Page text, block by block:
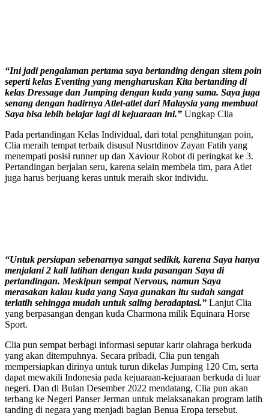
“Ini jadi pengalaman pertama saya bertanding dengan sitem poin
seperti kelas Eventing yang mengharuskan Kita bertanding di
kelas Dressage dan Jumping dengan kuda yang sama. Saya juga
senang dengan hadirnya Atlet-atlet dari Malaysia yang membuat
Saya bisa lebih belajar lagi di kejuaraan ini.” Ungkap Clia
Pada pertandingan Kelas Individual, dari total penghitungan poin,
Clia meraih tempat terbaik disusul Nusrtdinov Zayan Fatih yang
menempati posisi runner up dan Xaviour Robot di peringkat ke 3.
Pertandingan berjalan seru, karena selain membela tim, para Atlet
juga harus berjuang keras untuk meraih skor individu.
“Untuk persiapan sebenarnya sangat sedikit, karena Saya hanya
menjalani 2 kali latihan dengan kuda pasangan Saya di
pertandingan. Meskipun sempat Nervous, namun Saya
merasakan kalau kuda yang Saya gunakan itu sudah sangat
terlatih sehingga mudah untuk saling beradaptasi.” Lanjut Clia
yang berpasangan dengan kuda Charmona milik Equinara Horse
Sport.
Clia pun sempat berbagi informasi seputar karir olahraga berkuda
yang akan ditempuhnya. Secara pribadi, Clia pun tengah
mempersiapkan dirinya untuk turun dikelas Jumping 120 Cm, serta
dapat mewakili Indonesia pada kejuaraan-kejuaraan berkuda di luar
negeri. Dan di Bulan Desember 2022 mendatang, Clia pun akan
terbang ke Negeri Panser Jerman untuk melaksanakan program latih
tanding di negara yang menjadi bagian Benua Eropa tersebut.